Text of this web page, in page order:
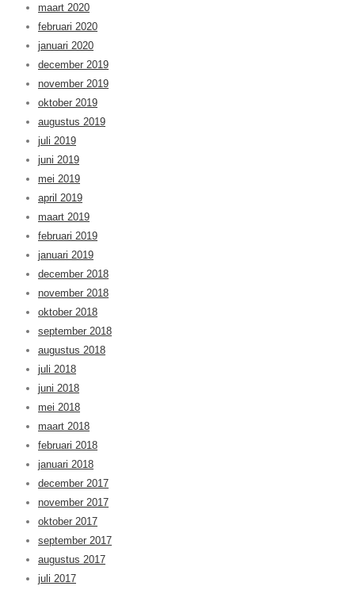
maart 2020
februari 2020
januari 2020
december 2019
november 2019
oktober 2019
augustus 2019
juli 2019
juni 2019
mei 2019
april 2019
maart 2019
februari 2019
januari 2019
december 2018
november 2018
oktober 2018
september 2018
augustus 2018
juli 2018
juni 2018
mei 2018
maart 2018
februari 2018
januari 2018
december 2017
november 2017
oktober 2017
september 2017
augustus 2017
juli 2017